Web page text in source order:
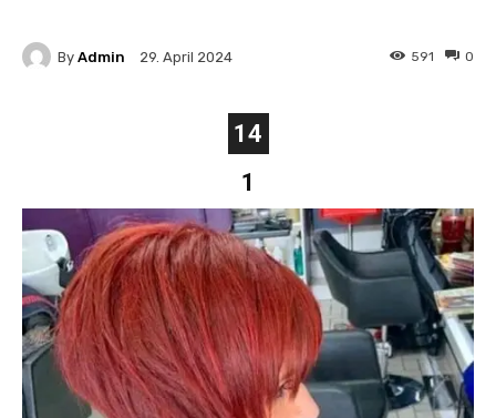
By Admin 29. April 2024 0
591
14
1